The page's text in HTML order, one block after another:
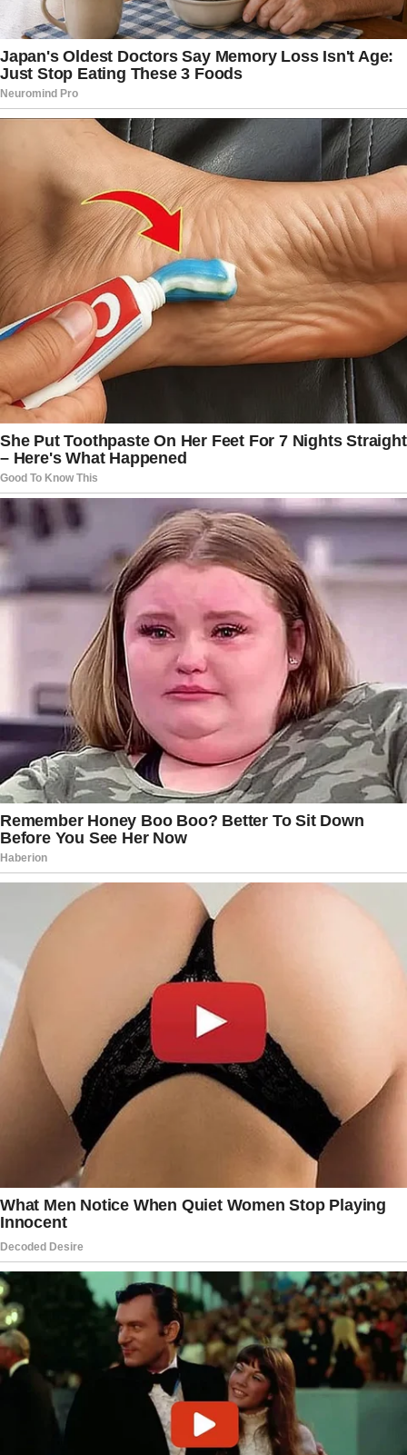
duas maiores potências nucleares do planeta.
Segundo ele, a responsabilidade compartilhada
exige diálogo permanente e relações estáveis
entre os dois governos. O presidente russo
declarou acreditar que uma aproximação
baseada na igualdade, no respeito mútuo e em
interesses comuns pode beneficiar não apenas
os cidadãos dos dois países, mas também
contribuir para a estabilidade da comunidade
internacional.
A mensagem foi divulgada justamente durante as
celebrações dos 250 anos da independência dos
Estados Unidos, data considerada uma das mais
importantes do calendário nacional americano.
Diversos chefes de Estado e representantes de
governos estrangeiros enviaram felicitações
oficiais à Casa Branca em razão da
comemoração. O gesto de Putin ganhou
destaque por ocorrer em um momento de
relações diplomáticas marcadas por anos de
tensões envolvendo temas como segurança
internacional, conflitos armados, sanções
econômicas e disputas geopolíticas.
Apesar das divergências entre os dois países nos
últimos anos, Putin evitou abordar assuntos
relacionados aos conflitos internacionais ou às
sanções impostas contra a Rússia. A carta
concentrou-se em referências históricas, na
valorização da cooperação bilateral e na defesa
de um relacionamento mais pragmático entre
Moscou e Washington. O texto também não fez
menção direta a negociações específicas ou a
temas atualmente em discussão entre os
governos.
A relação entre Donald Trump e Vladimir Putin
sempre despertou atenção no cenário
internacional. Durante diferentes momentos da
vida política de ambos, houve aproximações e
períodos de maior distanciamento,
frequentemente influenciados pelo contexto
geopolítico e pelas decisões adotadas por cada
governo. Ainda assim, a troca de mensagens em
ocasiões oficiais costuma seguir os protocolos
diplomáticos estabelecidos entre os dois países,
especialmente em datas comemorativas de
grande relevância.
Ao divulgar a carta, o Kremlin reforçou a posição